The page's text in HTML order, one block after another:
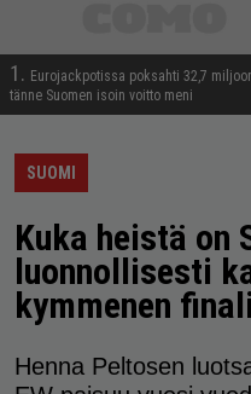
1. Eurojackpotissa poksahti 32,7
tänne Suomen isoin voitto meni
SUOMI
Kuka heistä on
luonnollisesti
kymmenen
Henna Peltosen